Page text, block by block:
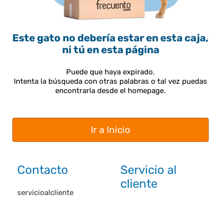
Este gato no debería estar en esta caja,
ni tú en esta página
Puede que haya expirado.
Intenta la búsqueda con otras palabras o tal vez puedas
encontrarla desde el homepage.
Ir a Inicio
Contacto
servicioalcliente
Servicio al
cliente